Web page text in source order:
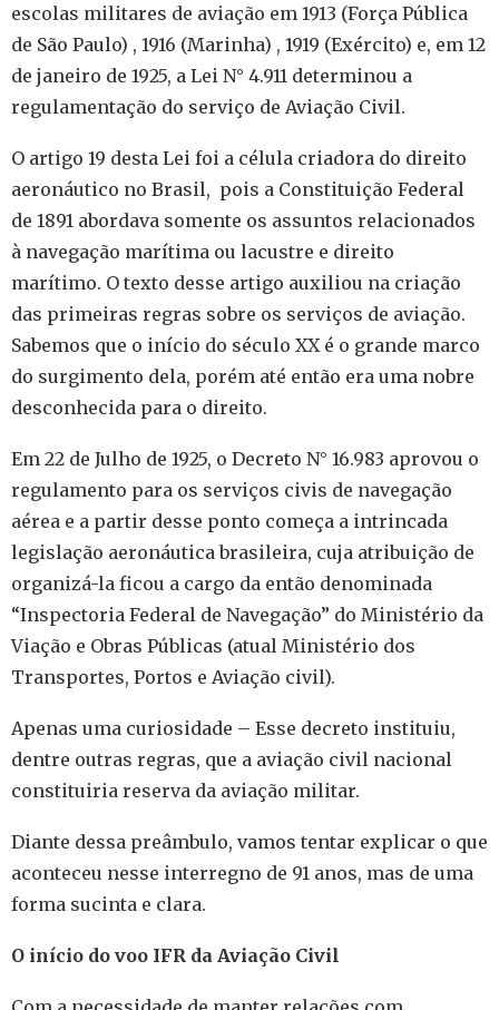
escolas militares de aviação em 1913 (Força Pública
de São Paulo) , 1916 (Marinha) , 1919 (Exército) e, em 12
de janeiro de 1925, a Lei N° 4.911 determinou a
regulamentação do serviço de Aviação Civil.
O artigo 19 desta Lei foi a célula criadora do direito
aeronáutico no Brasil, pois a Constituição Federal
de 1891 abordava somente os assuntos relacionados
à navegação marítima ou lacustre e direito
marítimo. O texto desse artigo auxiliou na criação
das primeiras regras sobre os serviços de aviação.
Sabemos que o início do século XX é o grande marco
do surgimento dela, porém até então era uma nobre
desconhecida para o direito.
Em 22 de Julho de 1925, o Decreto N° 16.983 aprovou o
regulamento para os serviços civis de navegação
aérea e a partir desse ponto começa a intrincada
legislação aeronáutica brasileira, cuja atribuição de
organizá-la ficou a cargo da então denominada
“Inspectoria Federal de Navegação” do Ministério da
Viação e Obras Públicas (atual Ministério dos
Transportes, Portos e Aviação civil).
Apenas uma curiosidade – Esse decreto instituiu,
dentre outras regras, que a aviação civil nacional
constituiria reserva da aviação militar.
Diante dessa preâmbulo, vamos tentar explicar o que
aconteceu nesse interregno de 91 anos, mas de uma
forma sucinta e clara.
O início do voo IFR da Aviação Civil